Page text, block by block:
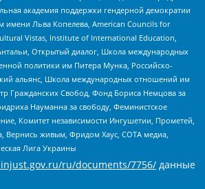
академия поддержки гендерной демократии
имени Льва Копелева, American Councils for
Vistas, Institute of International Education,
Открытый диалог, Школа международных
политики им Питера Мунка, Российско-
альянс, Школа международных отношений им
Гражданских Свобод, Фонд Бориса Немцова за
Науманна за свободу, Феминистское
Комитет независимости Ингушетии, Прометей,
Вернись живым, Фридом Хаус, СОТА медиа,
Лига Украины
ru/documents/7756/ данные